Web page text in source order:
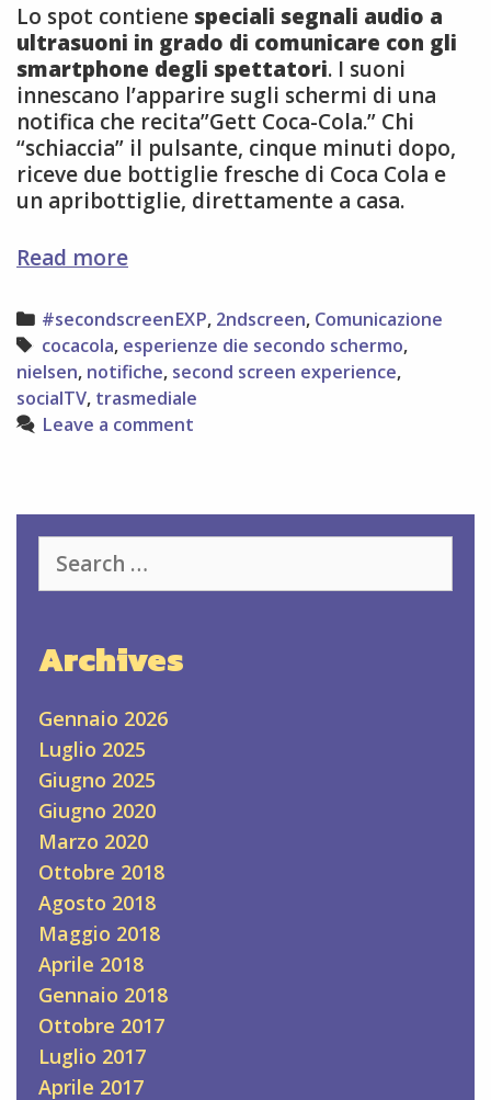
Lo spot contiene speciali segnali audio a
ultrasuoni in grado di comunicare con gli
smartphone degli spettatori. I suoni
innescano l’apparire sugli schermi di una
notifica che recita”Gett Coca-Cola.” Chi
“schiaccia” il pulsante, cinque minuti dopo,
riceve due bottiglie fresche di Coca Cola e
un apribottiglie, direttamente a casa.
Read more#2ndscreen
dalla
rete
(5°
puntata)
Categories
#secondscreenEXP, 2ndscreen, Comunicazione
Tags
cocacola, esperienze die secondo schermo,
nielsen, notifiche, second screen experience,
socialTV, trasmediale
Leave a comment
for:
Archives
Gennaio 2026
Luglio 2025
Giugno 2025
Giugno 2020
Marzo 2020
Ottobre 2018
Agosto 2018
Maggio 2018
Aprile 2018
Gennaio 2018
Ottobre 2017
Luglio 2017
Aprile 2017